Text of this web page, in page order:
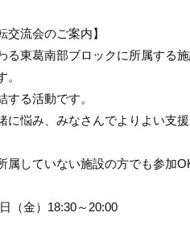
交流会のご案内】
る東葛南部ブロックに所属する
する活動です。
に悩み、みなさんでよりよい支
属していない施設の方でも参加
（金）18:30～20:00